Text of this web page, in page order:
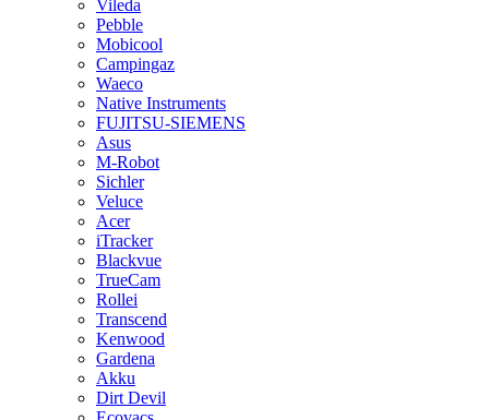
Vileda
Pebble
Mobicool
Campingaz
Waeco
Native Instruments
FUJITSU-SIEMENS
Asus
M-Robot
Sichler
Veluce
Acer
iTracker
Blackvue
TrueCam
Rollei
Transcend
Kenwood
Gardena
Akku
Dirt Devil